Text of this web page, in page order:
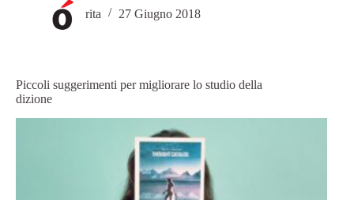
rita
27 Giugno 2018
Piccoli suggerimenti per migliorare lo studio della
dizione